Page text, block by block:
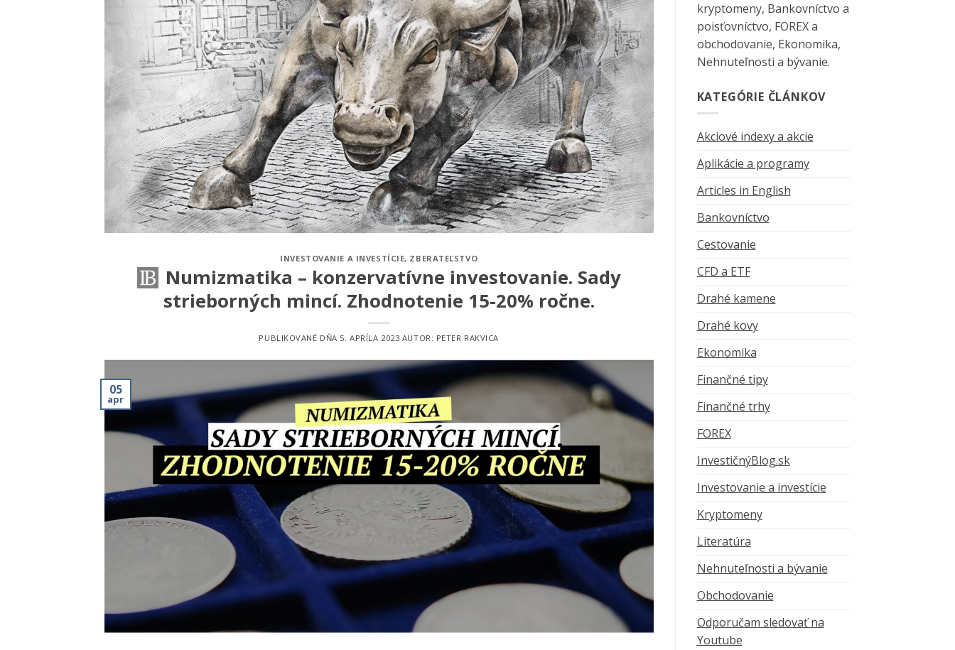
INVESTOVANIE A INVESTÍCIE, ZBERATEĽSTVO
Numizmatika – konzervatívne investovanie. Sady
strieborných mincí. Zhodnotenie 15-20% ročne.
PUBLIKOVANÉ DŇA 5. APRÍLA 2023 AUTOR: PETER RAKVICA
05
apr
kryptomeny, Bankovníctvo a
poisťovníctvo, FOREX a
obchodovanie, Ekonomika,
Nehnuteľnosti a bývanie.
KATEGÓRIE ČLÁNKOV
Akciové indexy a akcie
Aplikácie a programy
Articles in English
Bankovníctvo
Cestovanie
CFD a ETF
Drahé kamene
Drahé kovy
Ekonomika
Finančné tipy
Finančné trhy
FOREX
InvestičnýBlog.sk
Investovanie a investície
Kryptomeny
Literatúra
Nehnuteľnosti a bývanie
Obchodovanie
Odporučam sledovať na
Youtube